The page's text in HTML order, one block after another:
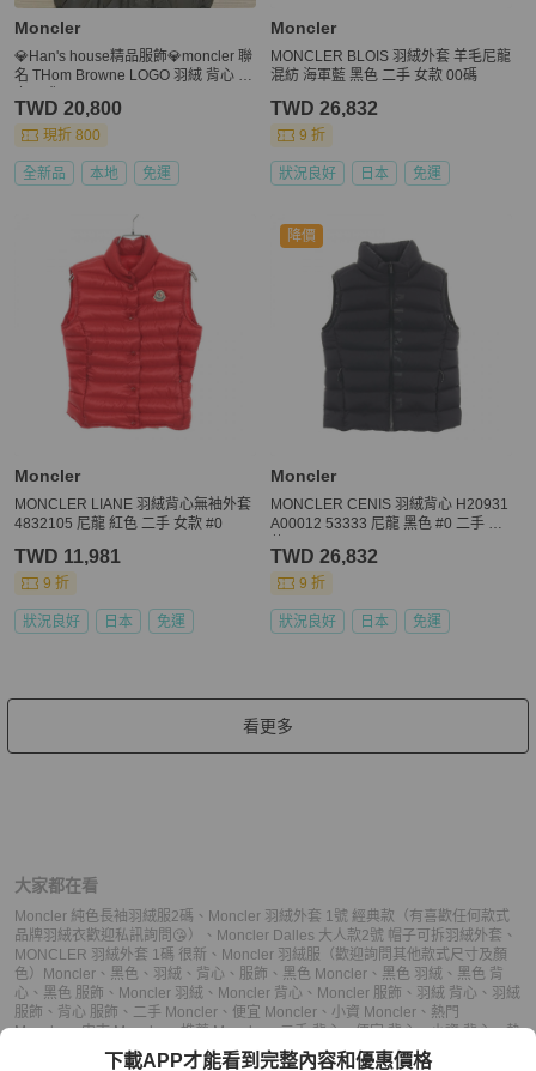
Moncler
💎Han's house精品服飾💎moncler 聯
名 THom Browne LOGO 羽絨 背心 外
TWD 20,800
現折 800
全新品 本地 免運
Moncler
MONCLER BLOIS 羽絨外套 羊毛尼龍
混紡 海軍藍 黑色 二手 女款 00碼
TWD 26,832
9 折
狀況良好 日本 免運
Moncler
MONCLER LIANE 羽絨背心無袖外套
4832105 尼龍 紅色 二手 女款 #0
TWD 11,981
9 折
狀況良好 日本 免運
降價
Moncler
MONCLER CENIS 羽絨背心 H20931
A00012 53333 尼龍 黑色 #0 二手 女
TWD 26,832
9 折
狀況良好 日本 免運
看更多
大家都在看
Moncler 純色長袖羽絨服2碼 、 Moncler 羽絨外套 1號 經典款（有喜歡任何款式
品牌羽絨衣歡迎私訊詢問😘）
、 Moncler Dalles 大人款2號 帽子可拆羽絨外套 、
MONCLER 羽絨外套 1碼 很新 、 Moncler 羽絨服（歡迎詢問其他款式尺寸及顏
色） Moncler 、 黑色 、 羽絨 、 背心 、 服飾 、 黑色 Moncler 、 黑色 羽絨 、 黑色 背
心 、 黑色 服飾 、 Moncler 羽絨 、 Moncler 背心 、 Moncler 服飾 、 羽絨 背心 、 羽絨
服飾 、 背心 服飾 、 二手 Moncler 、 便宜 Moncler 、 小資 Moncler 、 熱門
Moncler、中古 Moncler、推薦 Moncler、二手 背心、便宜 背心、小資 背心、熱
中古 背心、推薦 背心、二手 服飾、 便宜 服飾、小資 服飾
下載APP才能看到完整內容和優惠價格